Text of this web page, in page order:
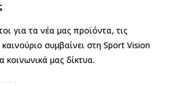
για τα νέα μας προϊόντα, τις
συμβαίνει στη Sport Vision
κοινωνικά μας δίκτυα.